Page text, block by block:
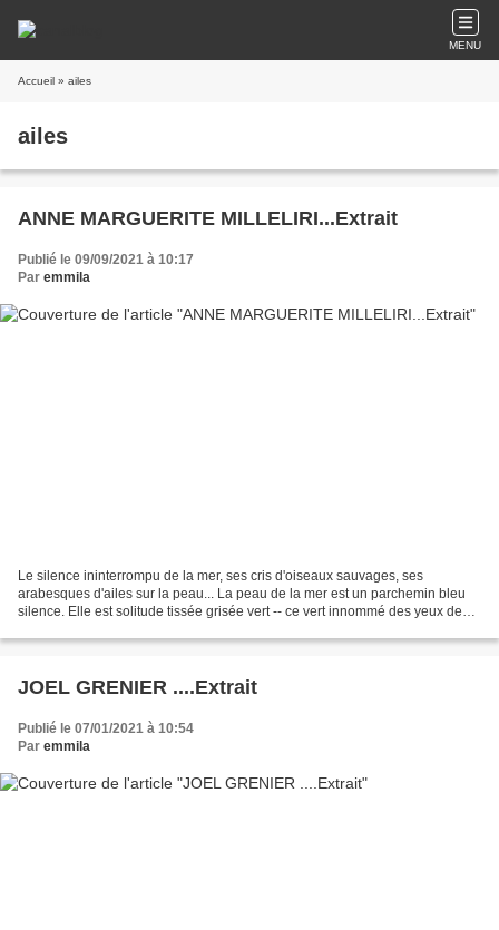
MENU
Accueil » ailes
ailes
ANNE MARGUERITE MILLELIRI...Extrait
Publié le 09/09/2021 à 10:17
Par emmila
Le silence ininterrompu de la mer, ses cris d'oiseaux sauvages, ses
arabesques d'ailes sur la peau... La peau de la mer est un parchemin bleu
silence. Elle est solitude tissée grisée vert -- ce vert innommé des yeux de
JOEL GRENIER ....Extrait
Publié le 07/01/2021 à 10:54
Par emmila